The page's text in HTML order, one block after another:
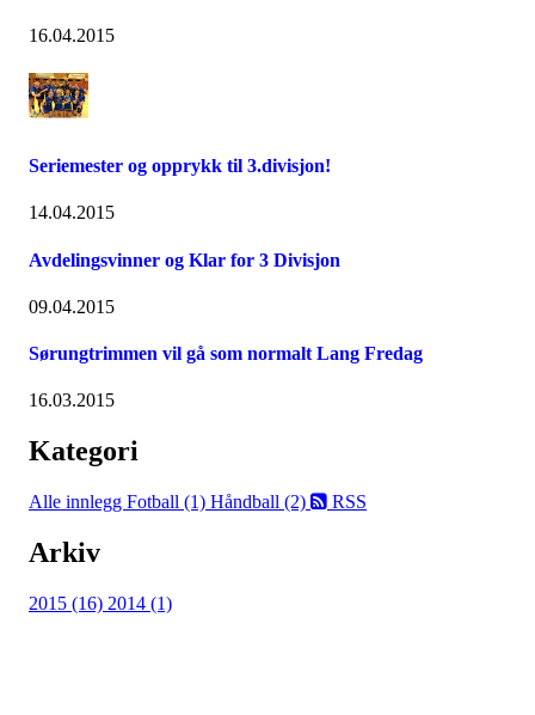
16.04.2015
Seriemester og opprykk til 3.divisjon!
14.04.2015
Avdelingsvinner og Klar for 3 Divisjon
09.04.2015
Sørungtrimmen vil gå som normalt Lang Fredag
16.03.2015
Kategori
Alle innlegg Fotball (1) Håndball (2) RSS
Arkiv
2015 (16) 2014 (1)